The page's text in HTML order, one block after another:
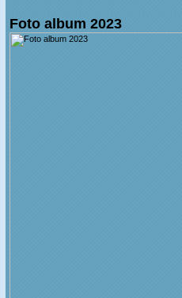
Foto album 2023